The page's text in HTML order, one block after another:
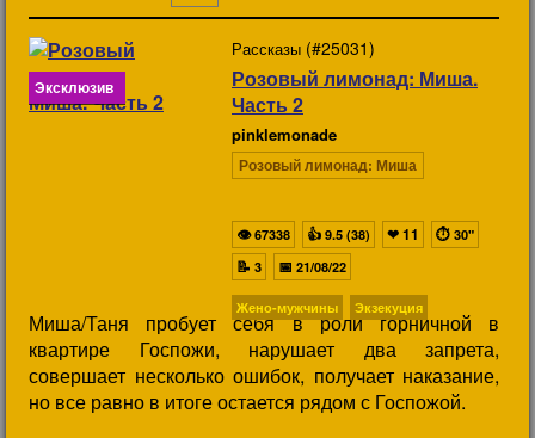
Эксклюзив
Рассказы (#25031)
Розовый лимонад: Миша.
Часть 2
pinklemonade
Розовый лимонад: Миша
Миша/Таня пробует себя в роли горничной в
квартире Госпожи, нарушает два запрета,
совершает несколько ошибок, получает наказание,
но все равно в итоге остается рядом с Госпожой.
👁67338 👍 9.5 (38) ❤11 ⏱ 30"
📝 3 📅 21/08/22
Жено-мужчины Экзекуция